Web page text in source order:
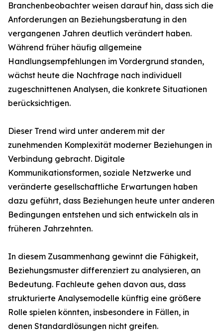
Branchenbeobachter weisen darauf hin, dass sich die
Anforderungen an Beziehungsberatung in den
vergangenen Jahren deutlich verändert haben.
Während früher häufig allgemeine
Handlungsempfehlungen im Vordergrund standen,
wächst heute die Nachfrage nach individuell
zugeschnittenen Analysen, die konkrete Situationen
berücksichtigen.
Dieser Trend wird unter anderem mit der
zunehmenden Komplexität moderner Beziehungen in
Verbindung gebracht. Digitale
Kommunikationsformen, soziale Netzwerke und
veränderte gesellschaftliche Erwartungen haben
dazu geführt, dass Beziehungen heute unter anderen
Bedingungen entstehen und sich entwickeln als in
früheren Jahrzehnten.
In diesem Zusammenhang gewinnt die Fähigkeit,
Beziehungsmuster differenziert zu analysieren, an
Bedeutung. Fachleute gehen davon aus, dass
strukturierte Analysemodelle künftig eine größere
Rolle spielen könnten, insbesondere in Fällen, in
denen Standardlösungen nicht greifen.